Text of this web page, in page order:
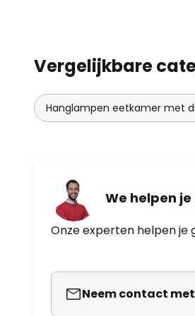
indirect in
minimum
kunnen
Vergelijkbare
Hanglampen eetkamer met
We helpen
Onze experten helpen je
Neem contact